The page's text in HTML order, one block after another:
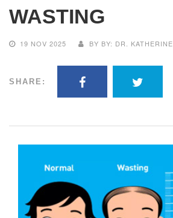
WASTING
19 NOV 2025 BY BY: DR.
SHARE: